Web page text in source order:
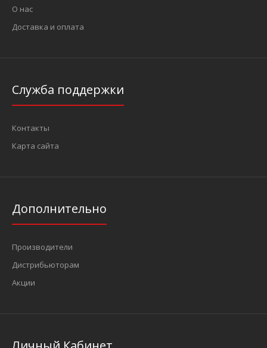
О нас
Доставка и оплата
Служба поддержки
Контакты
Карта сайта
Дополнительно
Производители
Дистрибьюторам
Акции